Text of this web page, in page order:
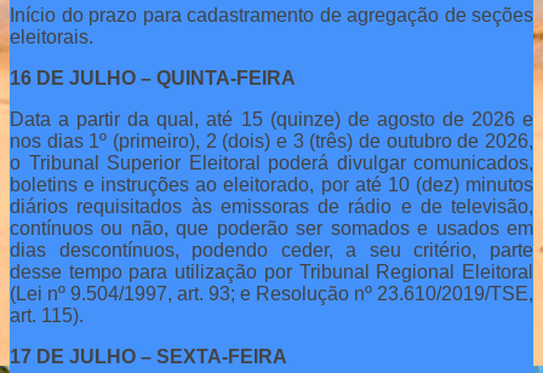
Início do prazo para cadastramento de agregação de seções
eleitorais.
16 DE JULHO – QUINTA-FEIRA
Data a partir da qual, até 15 (quinze) de agosto de 2026 e
nos dias 1º (primeiro), 2 (dois) e 3 (três) de outubro de 2026,
o Tribunal Superior Eleitoral poderá divulgar comunicados,
boletins e instruções ao eleitorado, por até 10 (dez) minutos
diários requisitados às emissoras de rádio e de televisão,
contínuos ou não, que poderão ser somados e usados em
dias descontínuos, podendo ceder, a seu critério, parte
desse tempo para utilização por Tribunal Regional Eleitoral
(Lei nº 9.504/1997, art. 93; e Resolução nº 23.610/2019/TSE,
art. 115).
17 DE JULHO – SEXTA-FEIRA